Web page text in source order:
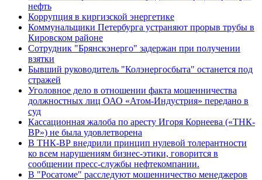
нефть
Коррупция в киргизской энергетике
Коммунальщики Петербурга устраняют прорыв трубы в
Кировском районе
Сотрудник "Брянскэнерго" задержан при получении
взятки
Бывший руководитель "Колэнергосбыта" останется под
стражей
Уголовное дело в отношении факта мошенничества
должностных лиц ОАО «Атом-Индустрия» передано в
суд
Кассационная жалоба по аресту Игоря Корнеева («ТНК-
BP») не была удовлетворена
В ТНК-ВР внедрили принцип нулевой толерантности
ко всем нарушениям бизнес-этики, говорится в
сообщении пресс-службы нефтекомпании.
В "Росатоме" расследуют мошенничество менеджеров